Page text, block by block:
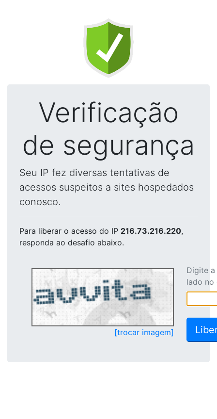
Verificação
de segurança
Seu IP fez diversas tentativas de
acessos suspeitos a sites hospedados
conosco.
Para liberar o acesso do IP 216.73.216.220,
responda ao desafio abaixo.
[trocar imagem]
Digite
lado no